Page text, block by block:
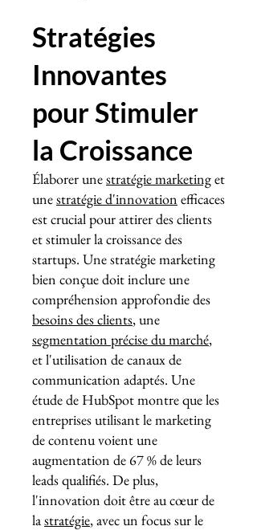
Stratégies
Innovantes
pour Stimuler
la Croissance
Élaborer unestratégie marketinget
unestratégie d'innovation efficaces
est crucial pour attirer des clients
et stimuler la croissance des
startups. Une stratégie marketing
bien conçue doit inclure une
compréhension approfondie des
besoins des clients, une
segmentation précise du marché,
et l'utilisation de canaux de
communication adaptés. Une
étude de HubSpot montre que les
entreprises utilisant le marketing
de contenu voient une
augmentation de 67 % de leurs
leads qualifiés. De plus,
l'innovation doit être au cœur de
lastratégie, avec un focus sur le